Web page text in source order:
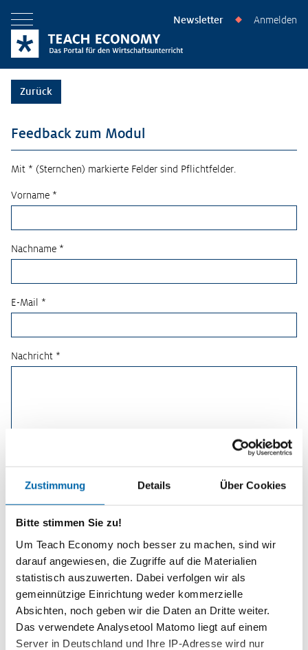
Zustimmung Details Über Cookies
Bitte stimmen Sie zu!
Um Teach Economy noch besser zu machen, sind wir
darauf angewiesen, die Zugriffe auf die Materialien
statistisch auszuwerten. Dabei verfolgen wir als
gemeinnützige Einrichtung weder kommerzielle
Absichten, noch geben wir die Daten an Dritte weiter.
Das verwendete Analysetool Matomo liegt auf einem
Server in Deutschland und Ihre IP-Adresse wird nur
Menü öffnen Newsletter ◆ Anmelden
Zurück
Feedback zum Modul
Mit * (Sternchen) markierte Felder sind Pflichtfelder.
Vorname *
Nachname *
E-Mail *
Nachricht *
Planspiele
Spielerisch wirtschaftliche
Zusammenhänge erfahren und
verstehen – mit den Planspielen